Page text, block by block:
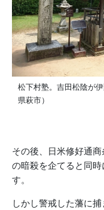
松下村塾。吉田松陰が
県萩市）
その後、日米修好通
の暗殺を企てると同
す。
しかし警戒した藩に